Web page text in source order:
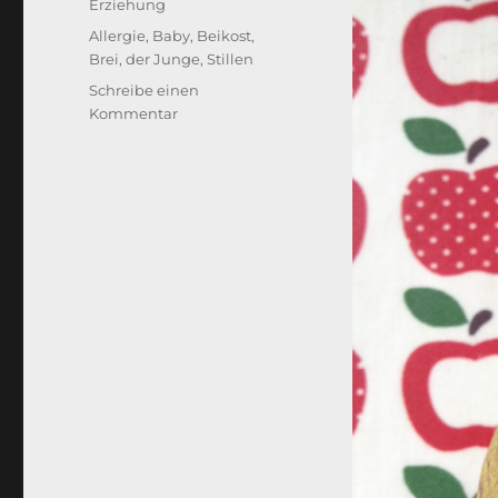
Erziehung
Schlagwörter
Allergie, Baby, Beikost,
Brei,der Junge,Stillen
Schreibe einen
Kommentarzu